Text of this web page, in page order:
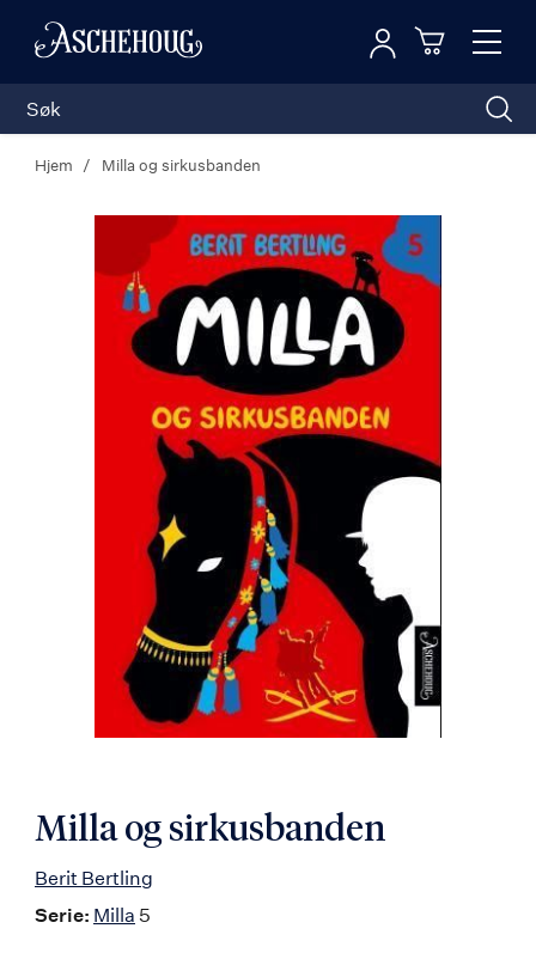
Toggle
Logg inn
Hjem Milla og sirkusbanden
Milla og sirkusbanden
Berit Bertling
Serie: Milla 5